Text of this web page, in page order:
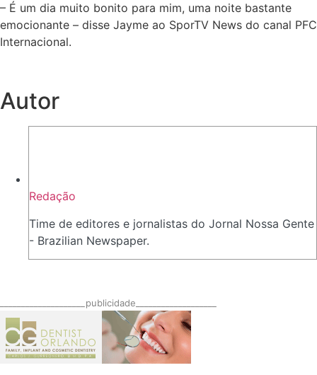
– É um dia muito bonito para mim, uma noite bastante
emocionante – disse Jayme ao SporTV News do canal PFC
Internacional.
Autor
Redação
Time de editores e jornalistas do Jornal Nossa Gente
- Brazilian Newspaper.
____________________publicidade___________________